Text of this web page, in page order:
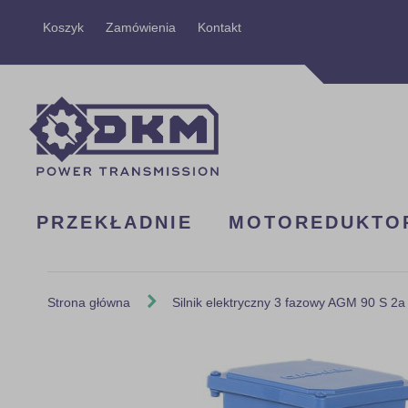
Koszyk Zamówienia KontaktPrzejdź
PRZEKŁADNIE
Strona główna Silnik elektryczny 3 fazowy AGM 90 S